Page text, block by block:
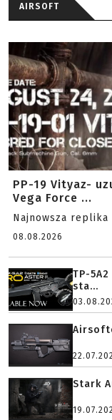
AIRSOFT
PP-19 Vityaz-
Vega Force ...
Najnowsza
08.08.2026
TP-
sta...
Stark